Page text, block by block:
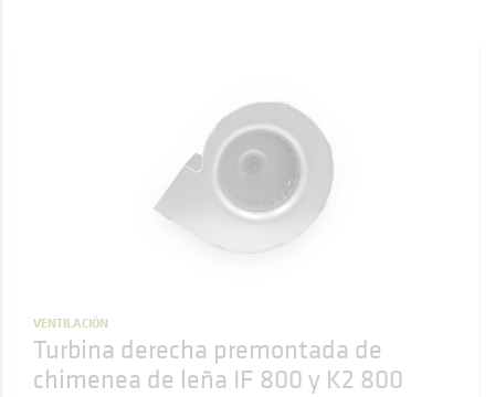
VENTILACIÓN
Turbina derecha premontada de
chimenea de leña IF 800 y K2 800